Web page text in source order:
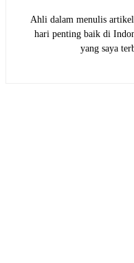
Ahli dalam menulis artikel
hari penting baik di
yang saya